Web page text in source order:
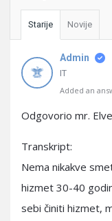
Starije Novije
Admin
IT
Added an
Odgovorio mr.
Transkript:
Nema nikakve
hizmet 30-40
sebi činiti hizmet,